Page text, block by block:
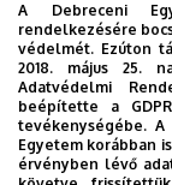
A Debreceni
rendelkezésére
védelmét. Ezúton
2018. május 25.
Adatvédelmi
beépítette a
tevékenységébe.
Egyetem korábban
érvényben lévő